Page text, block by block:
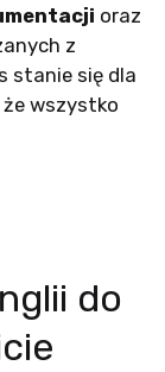
oraz
z
stanie się dla
że wszystko
do